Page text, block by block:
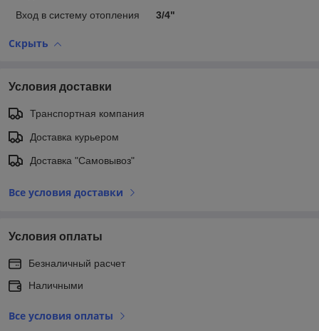
Вход в систему отопления
3/4"
Скрыть
Условия доставки
Транспортная компания
Доставка курьером
Доставка "Самовывоз"
Все условия доставки
Условия оплаты
Безналичный расчет
Наличными
Все условия оплаты